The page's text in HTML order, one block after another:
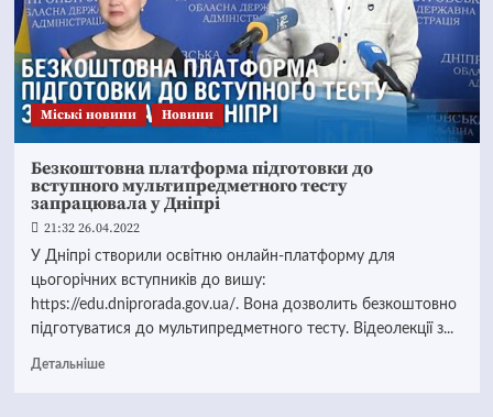
Mіські новини Новини
Безкоштовна платформа підготовки до
вступного мультипредметного тесту
запрацювала у Дніпрі
21:32 26.04.2022
У Дніпрі створили освітню онлайн-платформу для
цьогорічних вступників до вишу:
https://edu.dniprorada.gov.ua/. Вона дозволить безкоштовно
підготуватися до мультипредметного тесту. Відеолекції з...
Детальніше